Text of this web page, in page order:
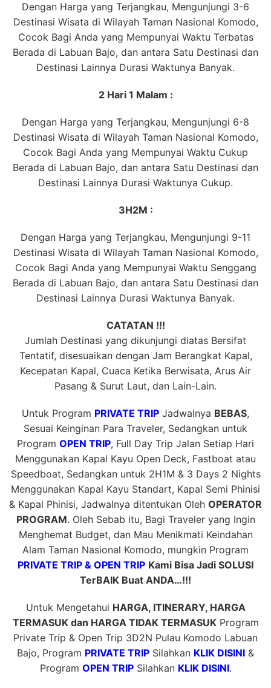
Dengan Harga yang Terjangkau, Mengunjungi 3-6
Destinasi Wisata di Wilayah Taman Nasional Komodo,
Cocok Bagi Anda yang Mempunyai Waktu Terbatas
Berada di Labuan Bajo, dan antara Satu Destinasi dan
Destinasi Lainnya Durasi Waktunya Banyak.
2 Hari 1 Malam :
Dengan Harga yang Terjangkau, Mengunjungi 6-8
Destinasi Wisata di Wilayah Taman Nasional Komodo,
Cocok Bagi Anda yang Mempunyai Waktu Cukup
Berada di Labuan Bajo, dan antara Satu Destinasi dan
Destinasi Lainnya Durasi Waktunya Cukup.
3H2M :
Dengan Harga yang Terjangkau, Mengunjungi 9-11
Destinasi Wisata di Wilayah Taman Nasional Komodo,
Cocok Bagi Anda yang Mempunyai Waktu Senggang
Berada di Labuan Bajo, dan antara Satu Destinasi dan
Destinasi Lainnya Durasi Waktunya Banyak.
CATATAN !!!
Jumlah Destinasi yang dikunjungi diatas Bersifat
Tentatif, disesuaikan dengan Jam Berangkat Kapal,
Kecepatan Kapal, Cuaca Ketika Berwisata, Arus Air
Pasang & Surut Laut, dan Lain-Lain.
Untuk Program PRIVATE TRIP Jadwalnya BEBAS,
Sesuai Keinginan Para Traveler, Sedangkan untuk
Program OPEN TRIP, Full Day Trip Jalan Setiap Hari
Menggunakan Kapal Kayu Open Deck, Fastboat atau
Speedboat, Sedangkan untuk 2H1M & 3 Days 2 Nights
Menggunakan Kapal Kayu Standart, Kapal Semi Phinisi
& Kapal Phinisi, Jadwalnya ditentukan Oleh OPERATOR
PROGRAM. Oleh Sebab itu, Bagi Traveler yang Ingin
Menghemat Budget, dan Mau Menikmati Keindahan
Alam Taman Nasional Komodo, mungkin Program
PRIVATE TRIP & OPEN TRIP Kami Bisa Jadi SOLUSI
TerBAIK Buat ANDA…!!!
Untuk Mengetahui HARGA, ITINERARY, HARGA
TERMASUK dan HARGA TIDAK TERMASUKProgram
Private Trip & Open Trip 3D2N Pulau Komodo Labuan
Bajo, Program PRIVATE TRIP Silahkan KLIK DISINI &
Program OPEN TRIPSilahkan KLIK DISINI.